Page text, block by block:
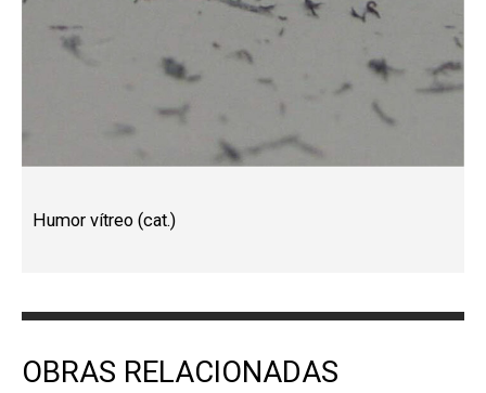
Humor vítreo (cat.)
OBRAS RELACIONADAS